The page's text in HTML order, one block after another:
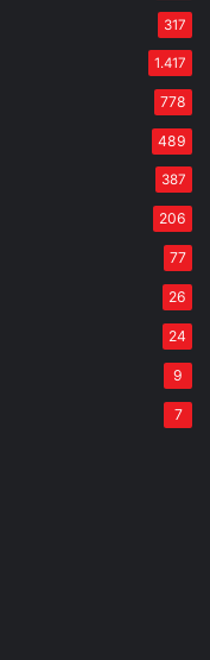
317
1.417
778
489
387
206
77
26
24
9
7